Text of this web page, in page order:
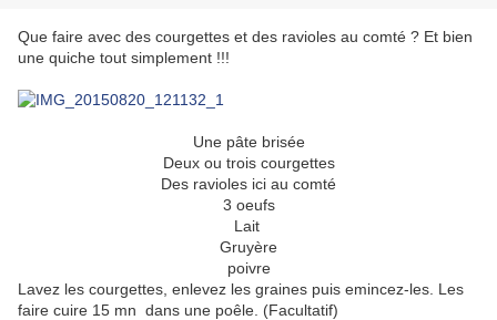
Que faire avec des courgettes et des ravioles au comté ? Et bien
une quiche tout simplement !!!
Une pâte brisée
Deux ou trois courgettes
Des ravioles ici au comté
3 oeufs
Lait
Gruyère
poivre
Lavez les courgettes, enlevez les graines puis emincez-les. Les
faire cuire 15 mn dans une poêle. (Facultatif)